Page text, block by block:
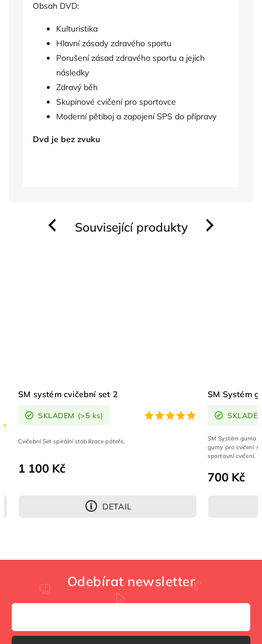
Obsah DVD:
Kulturistika
Hlavní zásady zdravého sportu
Porušení zásad zdravého sportu a jejich
následky
Zdravý běh
Skupinové cvičení pro sportovce
Moderní pětiboj a zapojení SPS do přípravy
Dvd je bez zvuku
Související produkty
Previous
SM systém cvičební set 2
SKLADEM (>5 ks)
1 100 Kč
DETAIL
Cvičební Set spirální stabilizace páteře.
SM Systém
700 Kč
SM Systém guma
gumy pro cvičení
sportovní cvičení.
Next
Odebírat newsletter